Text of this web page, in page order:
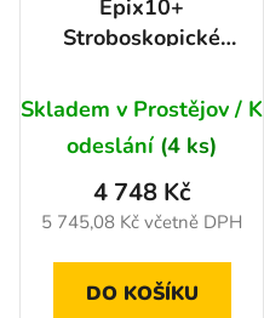
Epix10+
Stroboskopické
(Powerboost)
hodnocení
produktu
je
5,0
z
5
Skladem v Prostějov / K
odeslání (4 ks)
5 745,08 Kč včetně DPH
4 748 Kč
DO KOŠÍKU